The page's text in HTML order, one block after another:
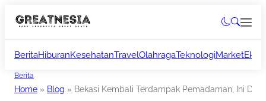
BeritaHiburanKesehatanTravelOlahragaTeknologiMarket
Berita
Home » Blog » Bekasi Kembali Terdampak Pemadaman, Ini